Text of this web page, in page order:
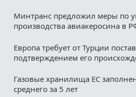
Минтранс предложил меры по
производства авиакеросина в
Европа требует от Турции
подтверждением его
Газовые хранилища ЕС
среднего за 5 лет